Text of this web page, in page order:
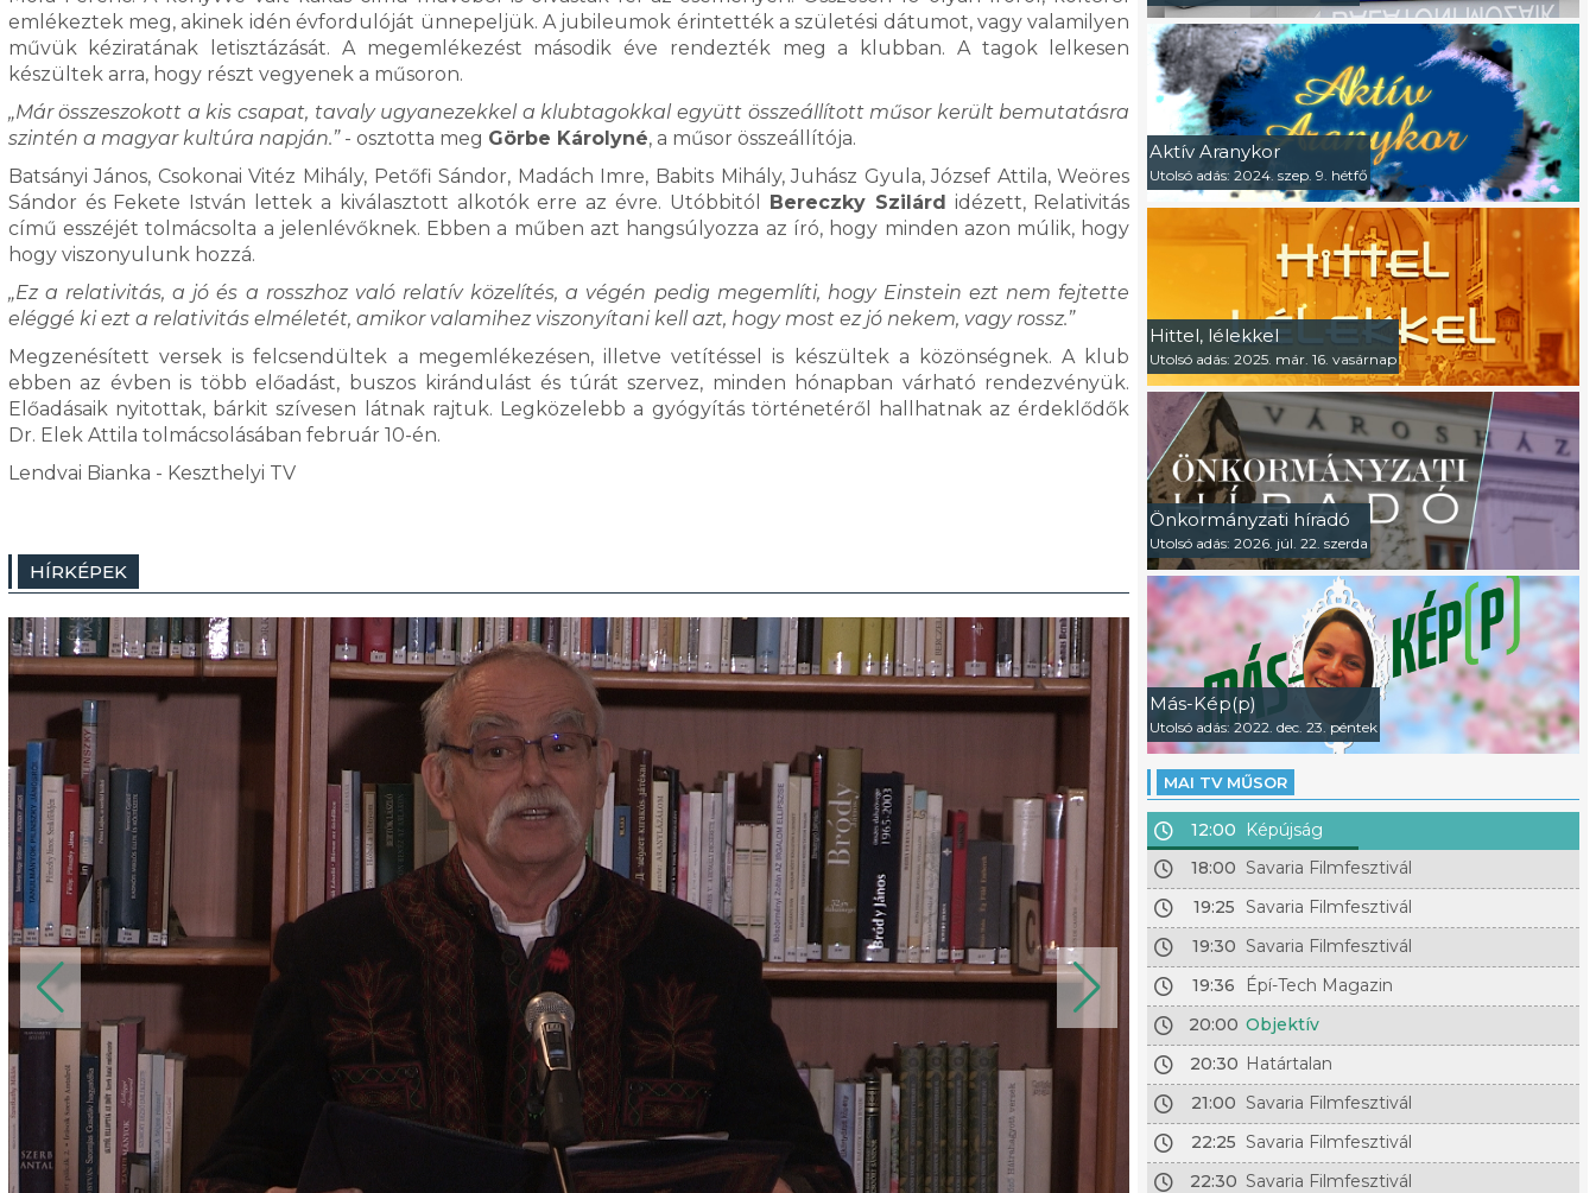
emlékeztek meg, akinek idén évfordulóját ünnepeljük. A jubileumok érintették a születési dátumot, vagy valamilyen
művük kéziratának letisztázását. A megemlékezést második éve rendezték meg a klubban. A tagok lelkesen
készültek arra, hogy részt vegyenek a műsoron.
„Már összeszokott a kis csapat, tavaly ugyanezekkel a klubtagokkal együtt összeállított műsor került bemutatásra
szintén a magyar kultúra napján.”- osztotta meg Görbe Károlyné, a műsor összeállítója.
Batsányi János, Csokonai Vitéz Mihály, Petőfi Sándor, Madách Imre, Babits Mihály, Juhász Gyula, József Attila, Weöres
Sándor és Fekete István lettek a kiválasztott alkotók erre az évre. Utóbbitól Bereczky Szilárd idézett, Relativitás
című esszéjét tolmácsolta a jelenlévőknek. Ebben a műben azt hangsúlyozza az író, hogy minden azon múlik, hogy
hogy viszonyulunk hozzá.
„Ez a relativitás, a jó és a rosszhoz való relatív közelítés, a végén pedig megemlíti, hogy Einstein ezt nem fejtette
eléggé ki ezt a relativitás elméletét, amikor valamihez viszonyítani kell azt, hogy most ez jó nekem, vagy rossz.”
Megzenésített versek is felcsendültek a megemlékezésen, illetve vetítéssel is készültek a közönségnek. A klub
ebben az évben is több előadást, buszos kirándulást és túrát szervez, minden hónapban várható rendezvényük.
Előadásaik nyitottak, bárkit szívesen látnak rajtuk. Legközelebb a gyógyítás történetéről hallhatnak az érdeklődők
Dr. Elek Attila tolmácsolásában február 10-én.
Lendvai Bianka - Keszthelyi TV
HÍRKÉPEK
Aktív Aranykor
Utolsó adás: 2024. szep. 9. hétfő
Hittel, lélekkel
Utolsó adás: 2025. már. 16. vasárnap
Önkormányzati híradó
Utolsó adás: 2026. júl. 22. szerda
Más-Kép(p)
Utolsó adás: 2022. dec. 23. péntek
MAI TV MŰSOR
12:00
Képújság
18:00 Savaria Filmfesztivál
19:25 Savaria Filmfesztivál
19:30 Savaria Filmfesztivál
19:36
Épí-Tech Magazin
20:00 Objektív
20:30 Határtalan
21:00 Savaria Filmfesztivál
22:25 Savaria Filmfesztivál
22:30 Savaria Filmfesztivál